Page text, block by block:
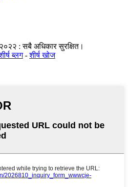
: सबै अधिकार सुरक्षित।
ब्लग-शीर्ष खोज